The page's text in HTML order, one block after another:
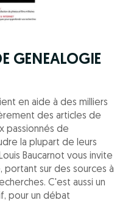
GENEALOGIE
en aide à des milliers
des articles de
passionnés de
la plupart de leurs
Baucarnot vous invite
sur des sources à
C'est aussi un
pour un débat